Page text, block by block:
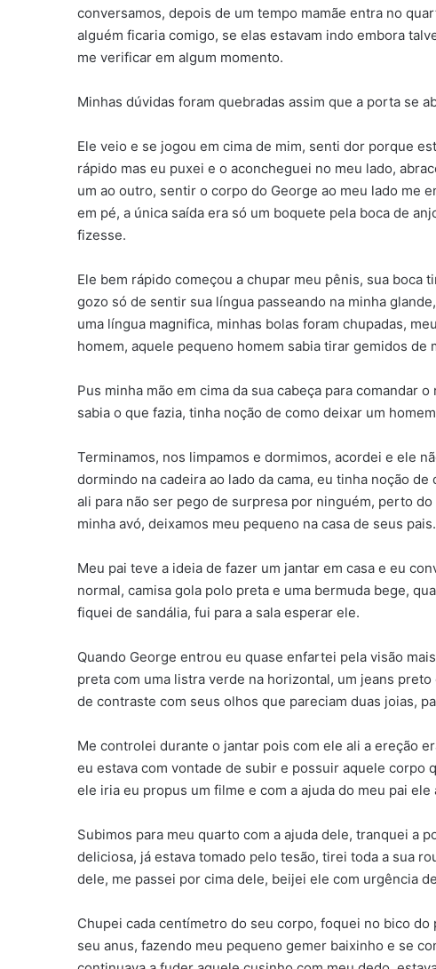
conversamos, depois de um tempo mamãe entra no
alguém ficaria comigo, se elas estavam indo embora
me verificar em algum momento.
Minhas dúvidas foram quebradas assim que a porta se
Ele veio e se jogou em cima de mim, senti dor porque
rápido mas eu puxei e o aconcheguei no meu lado,
um ao outro, sentir o corpo do George ao meu lado me
em pé, a única saída era só um boquete pela boca de
fizesse.
Ele bem rápido começou a chupar meu pênis, sua boca
gozo só de sentir sua língua passeando na minha
uma língua magnifica, minhas bolas foram chupadas,
homem, aquele pequeno homem sabia tirar gemidos de
Pus minha mão em cima da sua cabeça para comandar
sabia o que fazia, tinha noção de como deixar um
Terminamos, nos limpamos e dormimos, acordei e ele
dormindo na cadeira ao lado da cama, eu tinha noção
ali para não ser pego de surpresa por ninguém, perto
minha avó, deixamos meu pequeno na casa de seus pais.
Meu pai teve a ideia de fazer um jantar em casa e eu
normal, camisa gola polo preta e uma bermuda bege,
fiquei de sandália, fui para a sala esperar ele.
Quando George entrou eu quase enfartei pela visão
preta com uma listra verde na horizontal, um jeans
de contraste com seus olhos que pareciam duas joias,
Me controlei durante o jantar pois com ele ali a ereção
eu estava com vontade de subir e possuir aquele corpo
ele iria eu propus um filme e com a ajuda do meu pai
Subimos para meu quarto com a ajuda dele, tranquei a
deliciosa, já estava tomado pelo tesão, tirei toda a sua
dele, me passei por cima dele, beijei ele com urgência
Chupei cada centímetro do seu corpo, foquei no bico
seu anus, fazendo meu pequeno gemer baixinho e se